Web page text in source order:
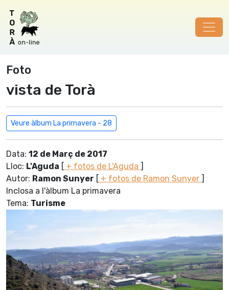
Foto
vista de Torà
Veure àlbum La primavera - 28
Data: 12 de Març de 2017
Lloc: L'Aguda [ + fotos de L'Aguda ]
Autor: Ramon Sunyer [ + fotos de Ramon Sunyer ]
Inclosa a l'àlbum La primavera
Tema: Turisme